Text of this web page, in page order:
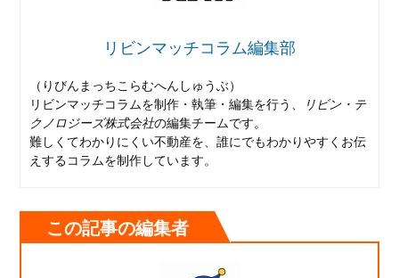
リビンマッチコラム編集部
（りびんまっちこらむへんしゅうぶ）
リビンマッチコラムを制作・執筆・編集を行う、
リビン・テ
クノロジーズ株式会社の編集チームです。
難しくてわかりにくい不動産を、誰にでもわかりやすくお伝
えするコラムを制作しています。
この記事の編集者